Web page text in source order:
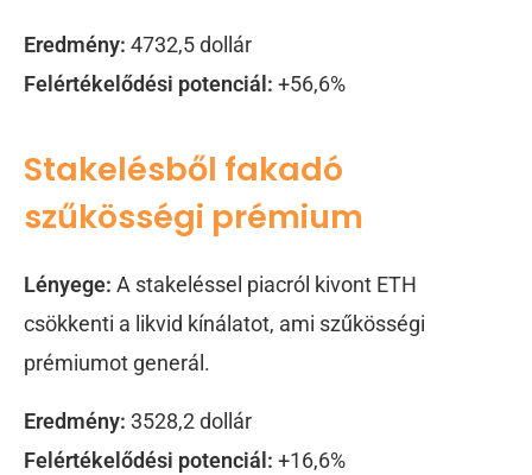
Eredmény: 4732,5 dollár
Felértékelődési potenciál: +56,6%
Stakelésből fakadó
szűkösségi prémium
Lényege: A stakeléssel piacról kivont ETH
csökkenti a likvid kínálatot, ami szűkösségi
prémiumot generál.
Eredmény: 3528,2 dollár
Felértékelődési potenciál: +16,6%